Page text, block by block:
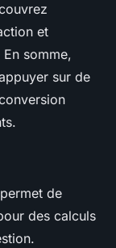
et
somme,
sur de
permet de
des calculs